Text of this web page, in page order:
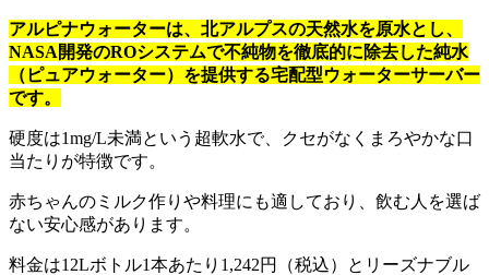
アルピナウォーターは、北アルプスの天然水を原水とし、
NASA開発のROシステムで不純物を徹底的に除去した純水
（ピュアウォーター）を提供する宅配型ウォーターサーバー
です。
硬度は1mg/L未満という超軟水で、クセがなくまろやかな口
当たりが特徴です。
赤ちゃんのミルク作りや料理にも適しており、飲む人を選ば
ない安心感があります。
料金は12Lボトル1本あたり1,242円（税込）とリーズナブル